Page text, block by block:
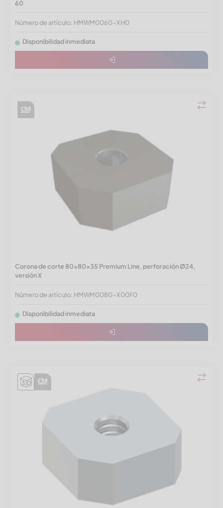
60
Número de artículo: HMWM0060-XH0
Disponibilidad inmediata
Corona de corte 80x80x35 Premium Line, perforación Ø24,
versión X
Número de artículo: HMWM0080-X00F0
Disponibilidad inmediata